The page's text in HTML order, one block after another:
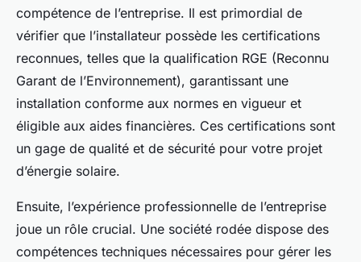
compétence de l’entreprise. Il est primordial de
vérifier que l’installateur possède les certifications
reconnues, telles que la qualification RGE (Reconnu
Garant de l’Environnement), garantissant une
installation conforme aux normes en vigueur et
éligible aux aides financières. Ces certifications sont
un gage de qualité et de sécurité pour votre projet
d’énergie solaire.
Ensuite, l’expérience professionnelle de l’entreprise
joue un rôle crucial. Une société rodée dispose des
compétences techniques nécessaires pour gérer les